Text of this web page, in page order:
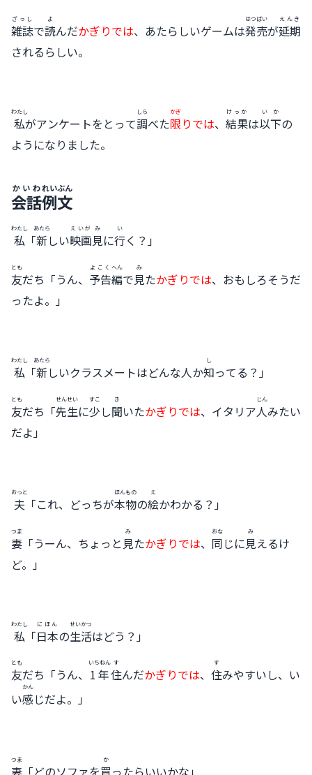
雑誌
ざっし
で読
よ
んだかぎりでは、あたらしいゲームは発売
はつばい
が延期
えんき
されるらしい。
私
わたし
がアンケートをとって調
しら
べた限
かぎ
りでは、 結果
けっか
は以下
いか
の
ようになりました。
会話
かいわ
例文
れいぶん
私
わたし
「新
あたら
しい映画
えいが
見
み
に行
い
く？」
友
とも
だち「うん、 予告
よこく
編
へん
で見
み
たかぎりでは、おもしろそうだ
ったよ。」
私
わたし
「新
あたら
しいクラスメートはどんな人か知
し
ってる？」
友
とも
だち「先生
せんせい
に少
すこ
し聞
き
いたかぎりでは、イタリア人
じん
みたい
だよ」
夫
おっと
「これ、どっちが本物
ほんもの
の絵
え
かわかる？」
妻
つま
「うーん、ちょっと 見
み
たかぎりでは、 同
おな
じに見
み
えるけ
ど。」
私
わたし
「日本
にほん
の生活
せいかつ
はどう？」
友
とも
だち「うん、 1年
いちねん
住
す
んだかぎりでは、 住
す
みやすいし、い
い感
かん
じだよ。」
妻
つま
「どのソファを買
か
ったらいいかな」